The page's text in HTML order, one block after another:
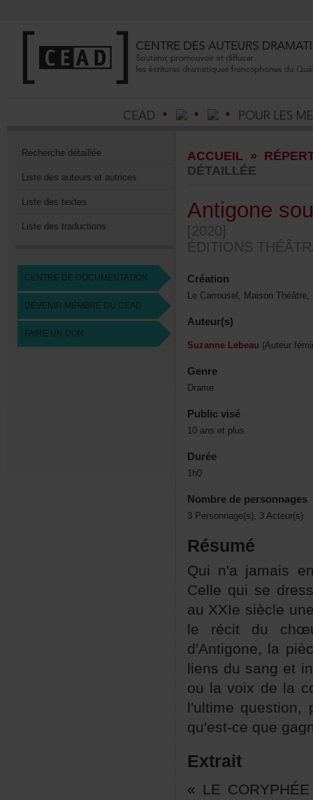
Recherchedétaillée
Listedesauteursetautrices
Listedestextes
Listedestraductions
CENTREDEDOCUMENTATION
DEVENIRMEMBREDUCEAD
FAIREUNDON
ACCUEIL»
DÉTAILLÉE
[2020]
Création
Auteur(s)
SuzanneLebeau
Genre
Drame
Publicvisé
10ansetplus
Durée
1h0
Nombredepersonnages
3Personnage(s),3Acteur(s)
Résumé
qu'est-
Extrait